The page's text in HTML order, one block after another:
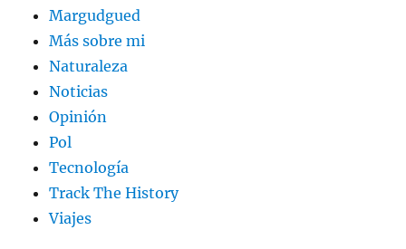
Margudgued
Más sobre mi
Naturaleza
Noticias
Opinión
Pol
Tecnología
Track The History
Viajes